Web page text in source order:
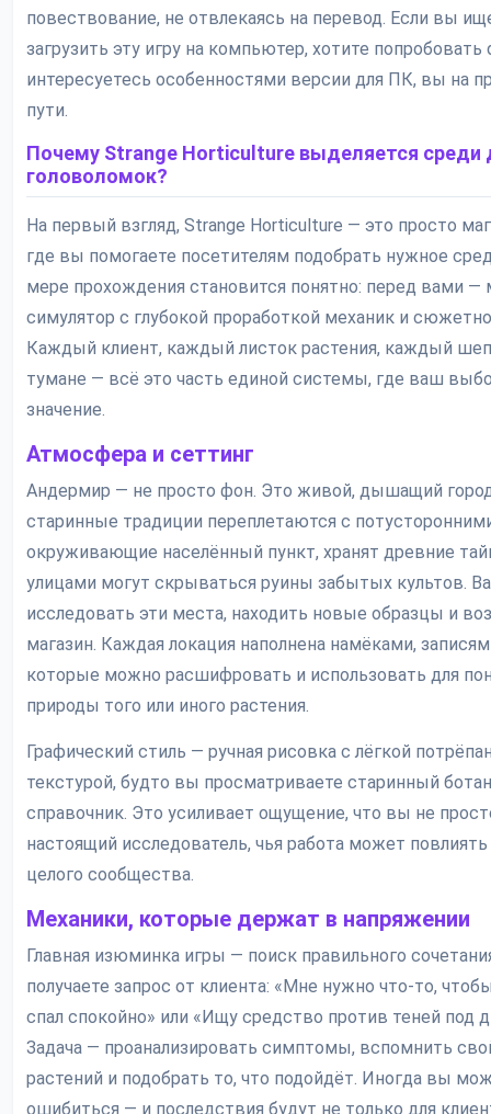
повествование, не отвлекаясь на перевод. Если вы
загрузить эту игру на компьютер, хотите попробовать
интересуетесь особенностями версии для ПК, вы на
пути.
Почему Strange Horticulture выделяется среди
головоломок?
На первый взгляд, Strange Horticulture — это просто
где вы помогаете посетителям подобрать нужное
мере прохождения становится понятно: перед вами —
симулятор с глубокой проработкой механик и
Каждый клиент, каждый листок растения, каждый
тумане — всё это часть единой системы, где ваш
значение.
Атмосфера и сеттинг
Андермир — не просто фон. Это живой, дышащий
старинные традиции переплетаются с
окруживающие населённый пункт, хранят древние
улицами могут скрываться руины забытых культов.
исследовать эти места, находить новые образцы и
магазин. Каждая локация наполнена намёками,
которые можно расшифровать и использовать для
природы того или иного растения.
Графический стиль — ручная рисовка с лёгкой
текстурой, будто вы просматриваете старинный
справочник. Это усиливает ощущение, что вы не
настоящий исследователь, чья работа может
целого сообщества.
Механики, которые держат в напряжении
Главная изюминка игры — поиск правильного
получаете запрос от клиента: «Мне нужно что-то,
спал спокойно» или «Ищу средство против теней под
Задача — проанализировать симптомы, вспомнить
растений и подобрать то, что подойдёт. Иногда вы
ошибиться — и последствия будут не только для